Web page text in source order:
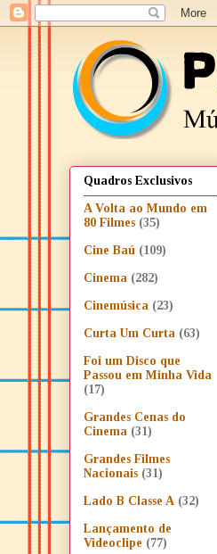
Quadros Exclusivos
A Volta ao Mundo em
80 Filmes (35)
Cine Baú (109)
Cinema (282)
Cinemúsica (23)
Curta Um Curta (63)
Foi um Disco que
Passou em Minha Vida
(17)
Grandes Cenas do
Cinema (31)
Grandes Filmes
Nacionais (31)
Lado B Classe A (32)
Lançamento de
Videoclipe (77)